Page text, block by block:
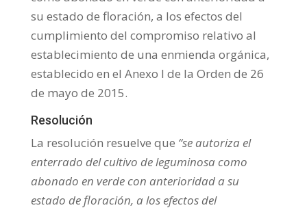
su estado de floración, a los efectos del
cumplimiento del compromiso relativo al
establecimiento de una enmienda orgánica,
establecido en el Anexo I de la Orden de 26
de mayo de 2015.
Resolución
La resolución resuelve que “se autoriza el
enterrado del cultivo de leguminosa como
abonado en verde con anterioridad a su
estado de floración, a los efectos del